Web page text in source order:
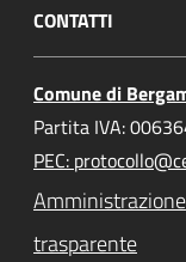
CONTATTI
Comune di
Partita IVA:
PEC:
Amministrazione
trasparente